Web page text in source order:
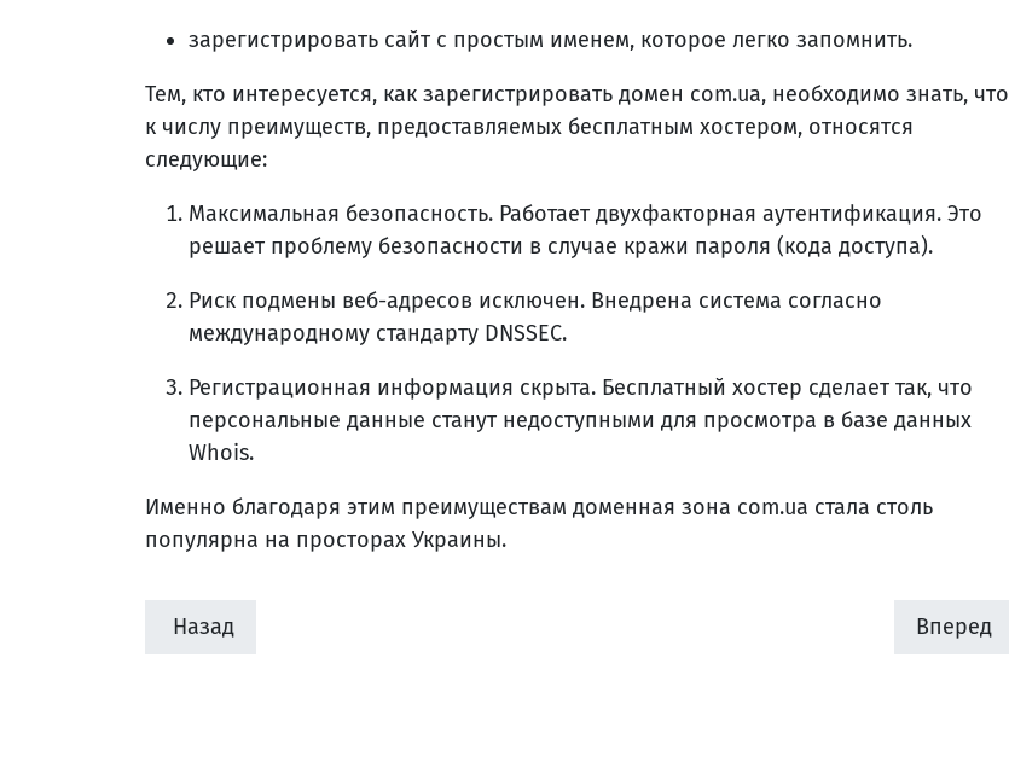
зарегистрировать сайт с простым именем, которое легко запомнить.
Тем, кто интересуется, как зарегистрировать домен com.ua, необходимо знать, что
к числу преимуществ, предоставляемых бесплатным хостером, относятся
следующие:
Максимальная безопасность. Работает двухфакторная аутентификация. Это
решает проблему безопасности в случае кражи пароля (кода доступа).
Риск подмены веб-адресов исключен. Внедрена система согласно
международному стандарту DNSSEC.
Регистрационная информация скрыта. Бесплатный хостер сделает так, что
персональные данные станут недоступными для просмотра в базе данных
Whois.
Именно благодаря этим преимуществам доменная зона com.ua стала столь
популярна на просторах Украины.
Назад Вперед